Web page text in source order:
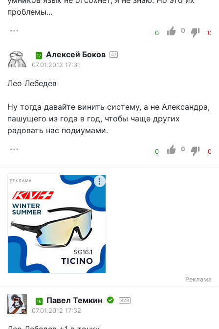
проблемы...
0 0 0
17 Алексей Боков 47
07.01.2012 17:31
Лео Лебедев
Ну тогда давайте винить систему, а не Александра,
пашущего из года в год, чтобы чаще других
радовать нас подиумами.
0 0 0
РЕКЛАМА
Реклама
16 Павел Темкин 829
07.01.2012 17:32